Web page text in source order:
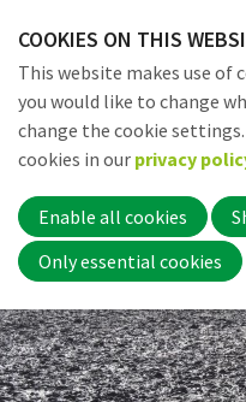
links
Jump
to
navigation
to
main
content
COOKIES ON THIS
This website makes use
you would like to change
change the cookie
cookies in our privacy
Enable all cookies
Only essential cookies